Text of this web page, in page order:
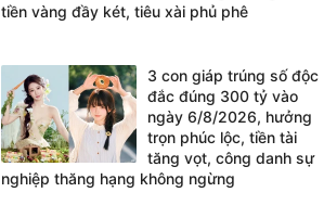
tiền vàng đầy két, tiêu xài phủ phê
3 con giáp trúng số độc
đắc đúng 300 tỷ vào
ngày 6/8/2026, hưởng
trọn phúc lộc, tiền tài
tăng vọt, công danh sự
nghiệp thăng hạng không ngừng